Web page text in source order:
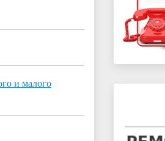
и малого